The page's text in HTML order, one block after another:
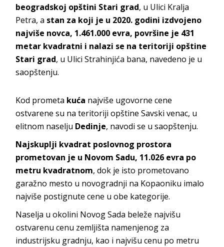
beogradskoj opštini Stari grad, u Ulici Kralja
Petra, a stan za koji je u 2020. godini izdvojeno
najviše novca, 1.461.000 evra, površine je 431
metar kvadratni i nalazi se na teritoriji opštine
Stari grad, u Ulici Strahinjića bana, navedeno je u
saopštenju.
Kod prometa kuća najviše ugovorne cene
ostvarene su na teritoriji opštine Savski venac, u
elitnom naselju Dedinje, navodi se u saopštenju.
Najskuplji kvadrat poslovnog prostora
prometovan je u Novom Sadu, 11.026 evra po
metru kvadratnom, dok je isto prometovano
garažno mesto u novogradnji na Kopaoniku imalo
najviše postignute cene u obe kategorije.
Naselja u okolini Novog Sada beleže najvišu
ostvarenu cenu zemljišta namenjenog za
industrijsku gradnju, kao i najvišu cenu po metru